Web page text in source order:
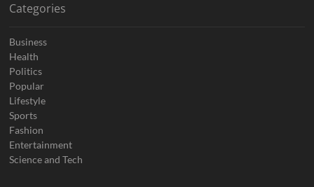
Categories
Business
Health
Politics
Popular
Lifestyle
Sports
Fashion
Entertainment
Science and Tech